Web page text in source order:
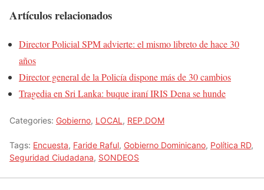
Artículos relacionados
Director Policial SPM advierte: el mismo libreto de hace 30
años
Director general de la Policía dispone más de 30 cambios
Tragedia en Sri Lanka: buque iraní IRIS Dena se hunde
Categories: Gobierno, LOCAL , REP.DOM
Tags: Encuesta, Faride Raful, Gobierno Dominicano, Política RD,
Seguridad Ciudadana, SONDEOS